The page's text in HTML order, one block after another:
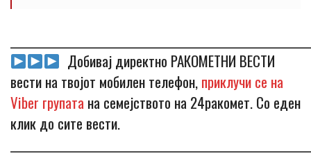
Добивај директно РАКОМЕТНИ ВЕСТИ
вести на твојот мобилен телефон,приклучи се на
Viber групата на семејството на 24ракомет. Со еден
клик до сите вести.